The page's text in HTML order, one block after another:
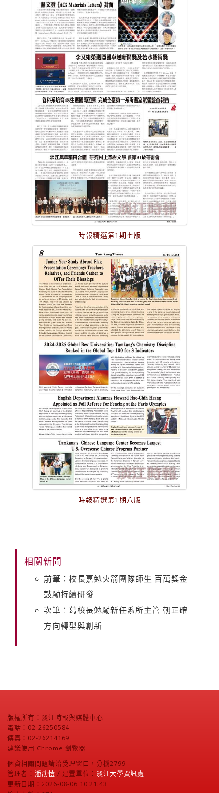
時報精選第1期七版
時報精選第1期八版
相關新聞
前筆：校長嘉勉火箭團隊師生 百萬獎金
鼓勵持續研發
次筆：葛校長勉勵新任系所主管 朝正確
方向轉型與創新
版權所有：淡江時報與媒體中心
電話：02-26250584
傳真：02-26214169
建議使用 Chrome 瀏覽器
個資相關問題請洽受理窗口，分機2799
管理者： 潘劭愷 / 建置單位： 淡江大學資訊處
更新日期：2026-08-06 10:21:43